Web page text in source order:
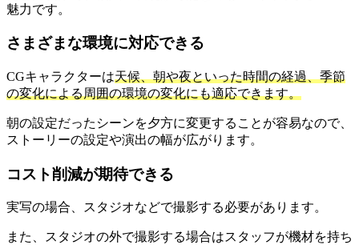
魅力です。
さまざまな環境に対応できる
CGキャラクターは天候、朝や夜といった時間の経過、季節
の変化による周囲の環境の変化にも適応できます。
朝の設定だったシーンを夕方に変更することが容易なので、
ストーリーの設定や演出の幅が広がります。
コスト削減が期待できる
実写の場合、スタジオなどで撮影する必要があります。
また、スタジオの外で撮影する場合はスタッフが機材を持ち